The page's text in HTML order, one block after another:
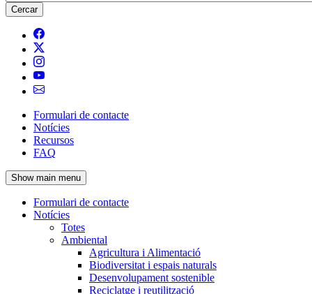
Navegació
principal
de
l'encapçalament
Formulari de contacte
Notícies
Recursos
FAQ
Show main menu
Navegació
principal
Formulari de contacte
Notícies
Totes
Ambiental
Agricultura i Alimentació
Biodiversitat i espais naturals
Desenvolupament sostenible
Reciclatge i reutilització